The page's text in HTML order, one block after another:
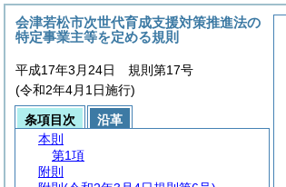
会津若松市次世代育成支援対策推進法の
特定事業主等を定める規則
平成17年3月24日 規則第17号
(令和2年4月1日施行)
条項目次
沿革
本則
第1項
附則